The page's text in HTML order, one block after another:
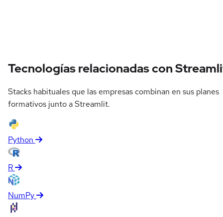
Tecnologías relacionadas con
Stacks habituales que las empresas combinan en sus planes
formativos junto a Streamlit.
Python
R
NumPy